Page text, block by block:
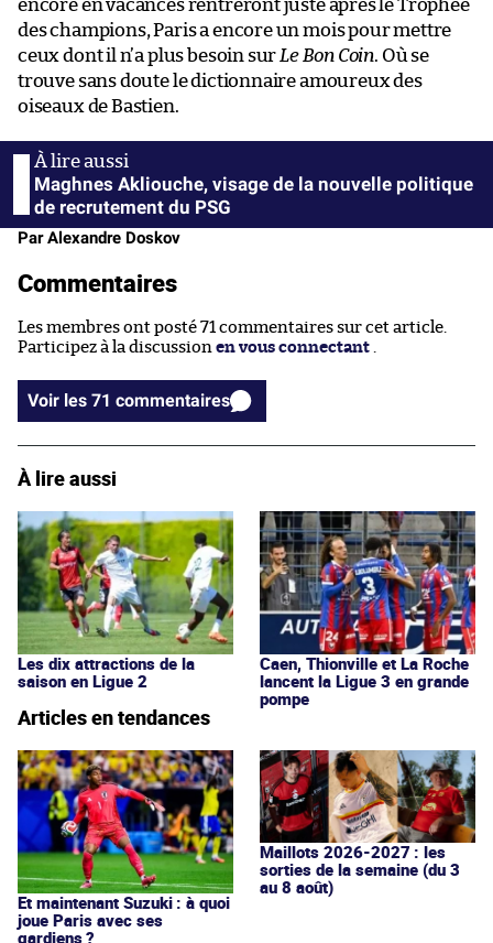
encore en vacances rentreront juste après le Trophée
des champions, Paris a encore un mois pour mettre
ceux dont il n’a plus besoin sur Le Bon Coin. Où se
trouve sans doute le dictionnaire amoureux des
oiseaux de Bastien.
Maghnes Akliouche, visage de la nouvelle politique
de recrutement du PSG
Par Alexandre Doskov
Commentaires
Les membres ont posté 71 commentaires sur cet article.
Participez à la discussion en vous connectant
Voir les 71 commentaires
À lire aussi
Les dix attractions de la
saison en Ligue 2
Caen, Thionville et La Roche
lancent la Ligue 3 en grande
pompe
Articles en tendances
Et maintenant Suzuki : à quoi
joue Paris avec ses
gardiens ?
Maillots 2026-2027 : les
sorties de la semaine (du 3
au 8 août)